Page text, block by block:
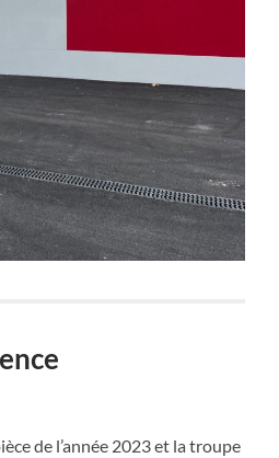
de l’année 2023 et la troupe